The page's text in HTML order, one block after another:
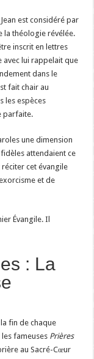
est considéré par
la théologie révélée.
inscrit en lettres
avec lui rappelait que
dans le
fait chair au
les espèces
parfaite.
une dimension
attendaient ce
cet évangile
et de
Évangile. Il
: La
fin de chaque
fameuses Prières
au Sacré-Cœur